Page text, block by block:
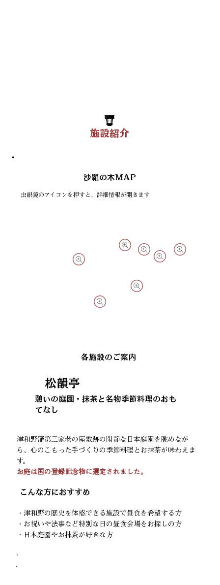
施設紹介
沙羅の木MAP
虫眼鏡のアイコンを押すと、詳細情報が開きます
各施設のご案内
松韻亭
憩いの庭園・抹茶と名物季節料理のおも
てなし
津和野藩第三家老の屋敷跡の閑静な日本庭園を眺めなが
ら、心のこもった手づくりの季節料理とお抹茶が味わえま
す。
お庭は国の登録記念物に選定されました。
​こんな方におすすめ
・津和野の歴史を体感できる施設で昼食を希望する方
・お祝いや法事など特別な日の昼食会場をお探しの方
・日本庭園やお抹茶が好きな方